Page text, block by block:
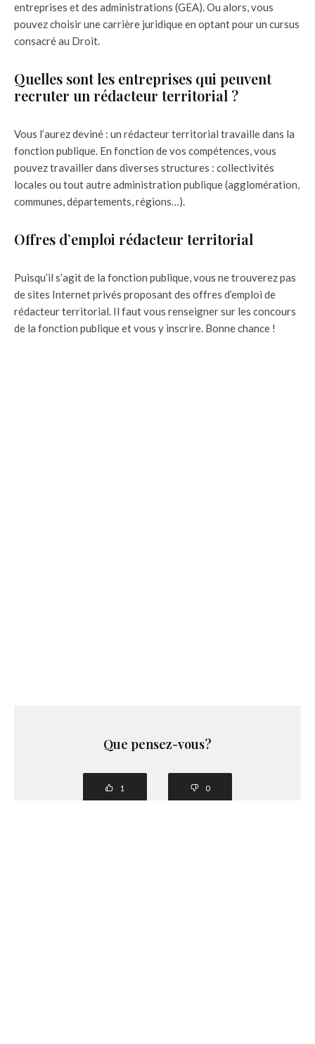
entreprises et des administrations (GEA). Ou alors, vous
pouvez choisir une carrière juridique en optant pour un cursus
consacré au Droit.
Quelles sont les entreprises qui peuvent
recruter un rédacteur territorial ?
Vous l’aurez deviné : un rédacteur territorial travaille dans la
fonction publique. En fonction de vos compétences, vous
pouvez travailler dans diverses structures : collectivités
locales ou tout autre administration publique (agglomération,
communes, départements, régions…).
Offres d’emploi rédacteur territorial
Puisqu’il s’agit de la fonction publique, vous ne trouverez pas
de sites Internet privés proposant des offres d’emploi de
rédacteur territorial. Il faut vous renseigner sur les concours
de la fonction publique et vous y inscrire. Bonne chance !
Que pensez-vous?
1 0